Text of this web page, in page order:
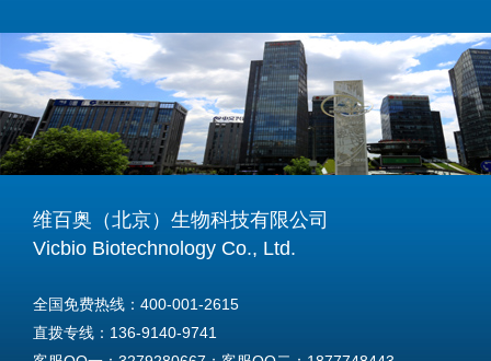
维百奥（北京）生物科技有限公司
Vicbio Biotechnology Co., Ltd.
全国免费热线：400-001-2615
直拨专线：136-9140-9741